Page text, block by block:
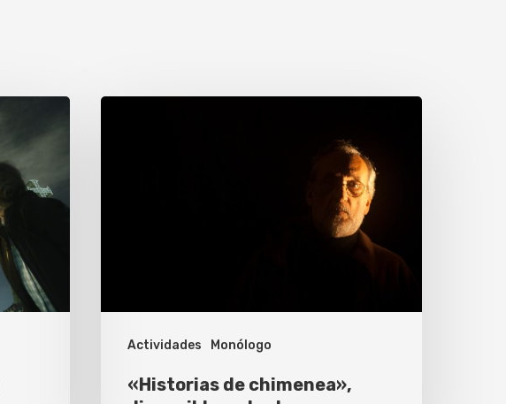
Actividades Monólogo
«Historias de chimenea»,